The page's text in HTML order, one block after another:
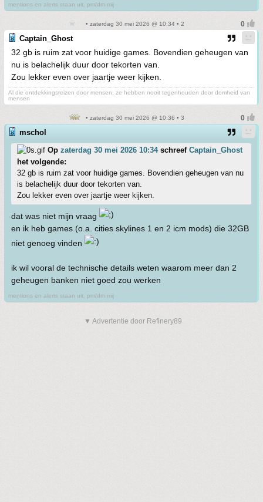
mentions en alerts staan uit, pm/dm mij
• zaterdag 30 mei 2026 @ 10:34 • 2
Captain_Ghost
32 gb is ruim zat voor huidige games. Bovendien geheugen van
nu is belachelijk duur door tekorten van.
Zou lekker even over jaartje weer kijken.
Al die ontdekkingsreizen door mensen, ze hebben nooit tegenhouden door domheid van
mensen
• zaterdag 30 mei 2026 @ 10:36 • 3
mschol
Op zaterdag 30 mei 2026 10:34schreef Captain_Ghost
het volgende:
32 gb is ruim zat voor huidige games. Bovendien geheugen van nu
is belachelijk duur door tekorten van.
Zou lekker even over jaartje weer kijken.
dat was niet mijn vraag
en ik heb games (o.a. cities skylines 1 en 2 icm mods) die 32GB
niet genoeg vinden
ik wil vooral de technische details weten waarom meer dan 2
geheugen banken niet goed zou werken
mentions en alerts staan uit, pm/dm mij
▼ Advertentie door Refinery89